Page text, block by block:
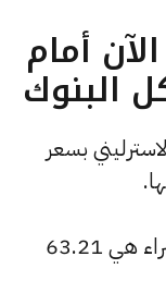
أمام
البنوك
بسعر
بنك مصر: قيمة الجنيه الاسترليني للشراء هي 63.21